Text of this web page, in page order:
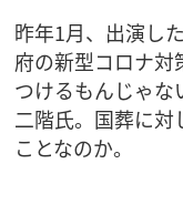
昨年1月、出演し
府の新型コロナ対
つけるもんじゃな
二階氏。国葬に対
ことなのか。